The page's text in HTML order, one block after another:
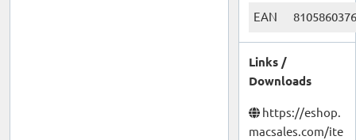
EAN
Links /
Downloads
https://eshop.
macsales.com/ite